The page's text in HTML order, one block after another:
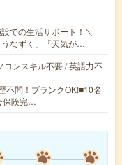
での生活サポート！＼
うなずく」「天気が…
コンスキル不要 / 英語力不
不問！ブランクOK!■10名
保険完…